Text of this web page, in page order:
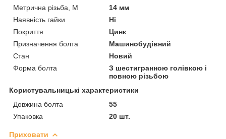
Метрична різьба, М
14 мм
Наявність гайки
Ні
Покриття
Цинк
Призначення болта
Машинобудівний
Стан
Новий
Форма болта
З шестигранною голівкою і
повною різьбою
Користувальницькі характеристики
Довжина болта
55
Упаковка
20 шт.
Приховати